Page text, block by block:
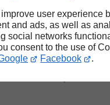
user experience
and ads, as well as
social networks
consent to the use of
Facebook .
démoussage et
.
ou de toits-
avec la même
techniques de